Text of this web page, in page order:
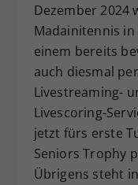
Dezember 2024
Madainitennis in
einem bereits
auch diesmal
Livestreaming-
Livescoring-
jetzt fürs erste
Seniors Trophy
Übrigens steht
hat.